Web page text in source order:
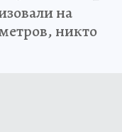
на
никто